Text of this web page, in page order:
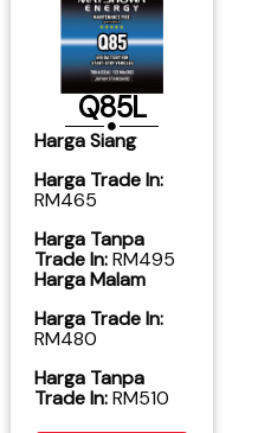
Q85L
Harga Siang
Harga Trade In:
RM465
Harga Tanpa
Trade In:RM495
Harga Malam
Harga Trade In:
RM480
​Harga Tanpa
Trade In:RM510